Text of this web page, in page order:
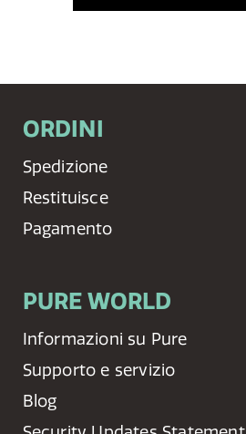
ORDINI
Spedizione
Restituisce
Pagamento
PURE WORLD
Informazioni su Pure
Supporto e servizio
Blog